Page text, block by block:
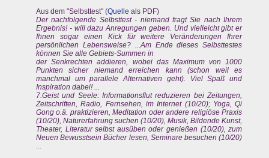
Aus dem "Selbsttest" (Quelle als PDF)
Der nachfolgende Selbsttest - niemand fragt Sie nach Ihrem
Ergebnis! - will dazu Anregungen geben. Und vielleicht gibt er
Ihnen sogar einen Kick für weitere Veränderungen Ihrer
persönlichen Lebensweise? ...Am Ende dieses Selbsttestes
können Sie alle Gebiets-Summen in
der Senkrechten addieren, wobei das Maximum von 1000
Punkten sicher niemand erreichen kann (schon weil es
manchmal um parallele Alternativen geht). Viel Spaß und
Inspiration dabei! ...
7.Geist und Seele: Informationsflut reduzieren bei Zeitungen,
Zeitschriften, Radio, Fernsehen, im Internet (10/20); Yoga, Qi
Gong o.ä. praktizieren, Meditation oder andere religiöse Praxis
(10/20), Naturerfahrung suchen (10/20), Musik, Bildende Kunst,
Theater, Literatur selbst ausüben oder genießen (10/20), zum
Neuen Bewusstsein Bücher lesen, Seminare besuchen (10/20)
...